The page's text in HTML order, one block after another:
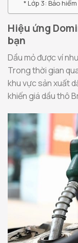
Lớp 3: Bảo
Hiệu ứng
bạn
Dầu mỏ được ví
Trong thời gian
khu vực sản xuất
khiến giá dầu thô